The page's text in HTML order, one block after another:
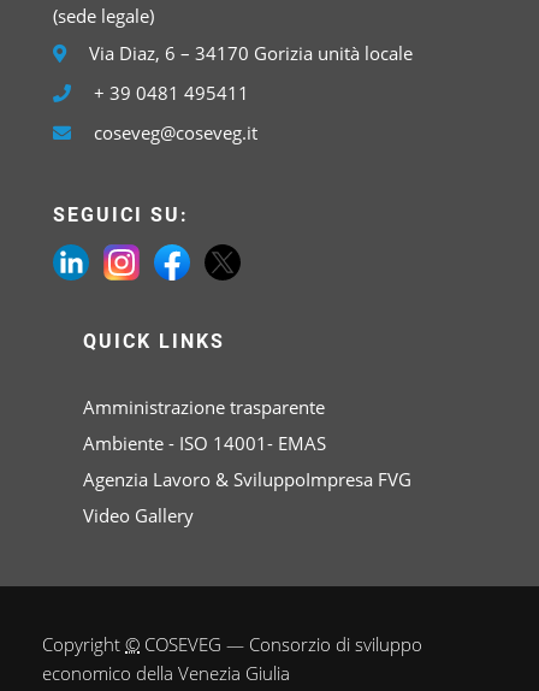
(sede legale)
Via Diaz, 6 – 34170 Gorizia unità locale
+ 39 0481 495411
coseveg@coseveg.it
SEGUICI SU:
QUICK LINKS
Amministrazione trasparente
Ambiente - ISO 14001- EMAS
Agenzia Lavoro & SviluppoImpresa FVG
Video Gallery
Copyright © COSEVEG — Consorzio di sviluppo
economico della Venezia Giulia